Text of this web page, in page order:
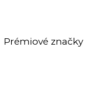
Prémiové značky